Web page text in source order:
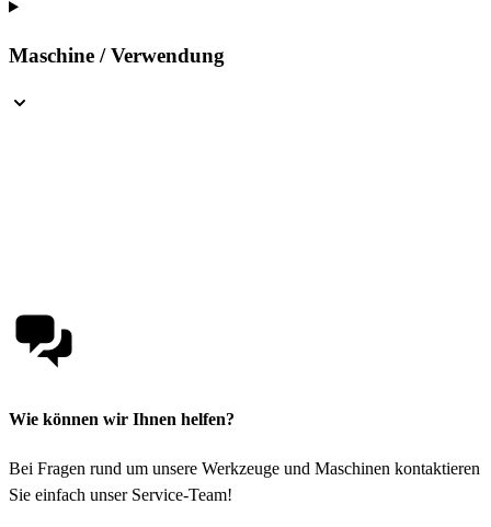
Maschine / Verwendung
Wie können wir Ihnen helfen?
Bei Fragen rund um unsere Werkzeuge und Maschinen kontaktieren
Sie einfach unser Service-Team!